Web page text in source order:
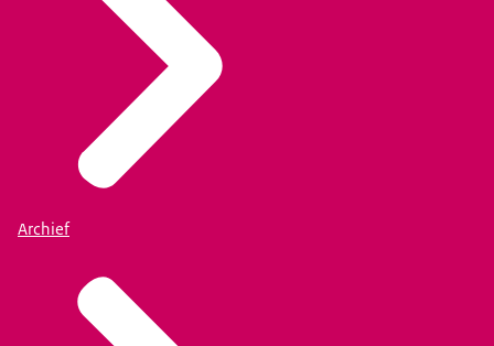
Archief